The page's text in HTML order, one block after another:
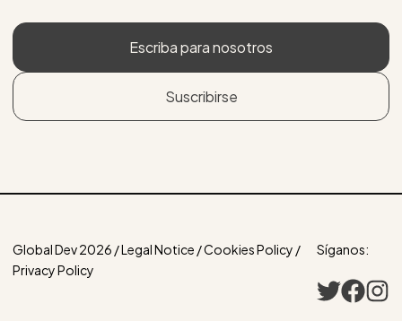
Escriba para nosotros
Suscribirse
Global Dev 2026 / Legal Notice / Cookies Policy /
Privacy Policy
Síganos: